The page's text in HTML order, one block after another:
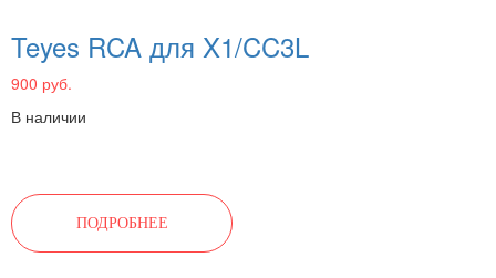
Teyes RCA для X1/CC3L
900 руб.
В наличии
ПОДРОБНЕЕ